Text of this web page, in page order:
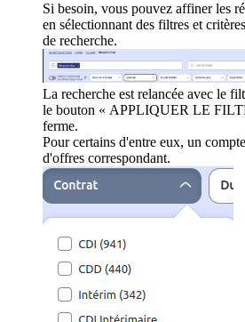
Si besoin, vous pouvez affiner les
en sélectionnant des filtres et
de recherche.
La recherche est relancée avec le
le bouton « APPLIQUER LE
ferme.
Pour certains d'entre eux, un
d'offres correspondant.